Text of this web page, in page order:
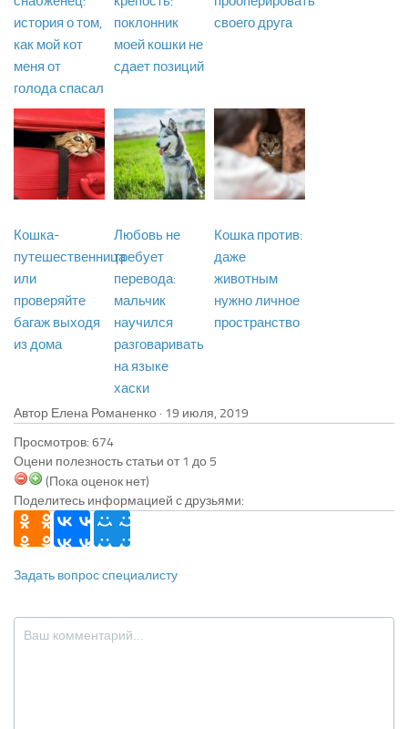
история о том,
как мой кот
меня от
голода спасал
поклонник
моей кошки не
сдает позиций
своего друга
Кошка-
путешественница
или
проверяйте
багаж выходя
из дома
Любовь не
требует
перевода:
мальчик
научился
разговаривать
на языке
хаски
Кошка против:
даже
животным
нужно личное
пространство
Автор Елена Романенко ·
Просмотров: 674
Оцени полезность статьи от 1 до 5
(Пока оценок нет)
Поделитесь информацией с друзьями:
Задать вопрос специалисту